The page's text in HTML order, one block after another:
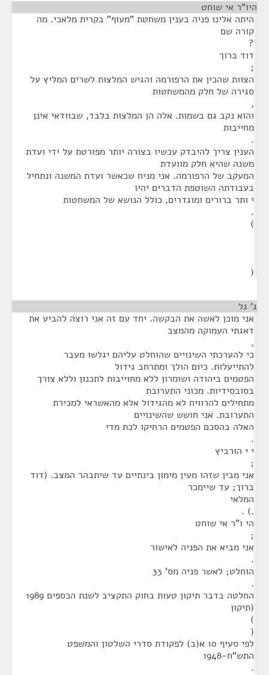
היו"ר אי שוחט
היתה אלינו פניה בענין משחטת "מעוף" בקרית מלאכי. מה
קורה שם
?
דוד ברוך
;
הצוות שהכין את הרפורמה והגיש המלצות לשרים המליץ על
סגירה של חלק מהמשחטות
,
והוא נקב גם בשמות. אלה הן המלצות בלבד, שבוודאי אינן
מחייבות
.
הענין צריך להיבדק עכשיו בצורה יותר מפורטת על ידי ועדת
משנה שהיא חלק מוועדת
המעקב של הרפורמה. אני מניח שכאשר ועדת המשנה ונתחיל
בעבודתה השוטפת הדברים יהיו
י ותר ברורים ומוגדרים, כולל הנושא של המשחטות
.
)
(
ג' גל
אני מוכן לאשה את הבקשה. יחד עם זה אני רוצה להביע את
דאגתי העמוקה מהמצב
,
כי להערכתי השינויים שהוחלט עליהם יגלשו מעבר
להתייעלות. כיום הולך ומתרחב גידול
הפטמים ביהודה ושומרון ללא מחוייבות לתכנון וללא צורך
בסובסידיות. מכוני התערובת
מתחילים להרוויח לא מהגידול אלא מהאשראי למכירת
התערובת. אני חושש שהשינויים
האלה בהסכם הפטמים הרחיקו לכת מדי
.
י י הורביץ
;
אני מבין שזהו מעין מימון בינתיים עד שיתבהר המצב. (דוד
ברוך; עד שיימכר
המלאי
.) .
הי ו"ר אי שוחט
;
אני מביא את הפניה לאישור
.
הוחלט; לאשר פניה מס' 33
.
החלטה בדבר תיקון טעות בחוק התקציב לשנת הכספים 1989
(תיקון
)
(
לפי סעיף 10 א(ב) לפקודת סדרי השלטון והמשפט
התש"ח-1948
.